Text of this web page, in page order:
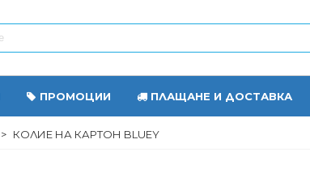
ПРОМОЦИИ ПЛАЩАНЕ И ДОСТАВКА
> КОЛИЕ НА КАРТОН BLUEY